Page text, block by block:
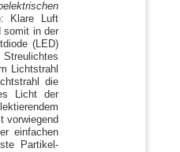
Klare Luft
somit in der
(LED)
Lichtstrahl
die
Licht der
vorwiegend
einfachen
Partikel-